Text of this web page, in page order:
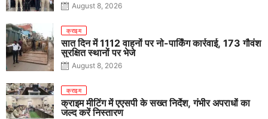
August 8, 2026
क्राइम
सात दिन में 1112 वाहनों पर नो-पार्किंग कार्रवाई, 173 गौवंश
सुरक्षित स्थानों पर भेजे
August 8, 2026
क्राइम
क्राइम मीटिंग में एएसपी के सख्त निर्देश, गंभीर अपराधों का
जल्द करें निस्तारण